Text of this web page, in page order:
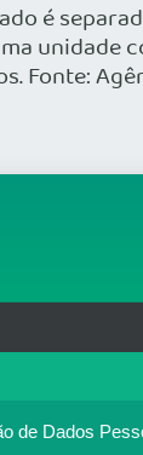
de Dados
é
Fonte:
com a